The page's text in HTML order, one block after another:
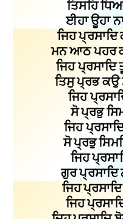
ਤਿਸਹਿ
ਈਹਾ ਊਹਾ
ਜਿਹ
ਮਨ ਆਠ ਪਹਰ
ਜਿਹ ਪ੍ਰਸਾਦਿ
ਤਿਸੁ ਪ੍ਰਭ ਕਉ
ਜਿਹ
ਸੋ ਪ੍ਰਭੁ
ਜਿਹ
ਸੋ ਪ੍ਰਭੁ
ਜਿਹ
ਗੁਰ
ਜਿਹ
ਜਿਹ